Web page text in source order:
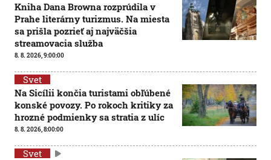
Kniha Dana Browna rozprúdila v
Prahe literárny turizmus. Na miesta
sa prišla pozrieť aj najväčšia
streamovacia služba
8. 8. 2026, 9:00:00
Svet
Na Sicílii končia turistami obľúbené
konské povozy. Po rokoch kritiky za
hrozné podmienky sa stratia z ulíc
8. 8. 2026, 8:00:00
Svet